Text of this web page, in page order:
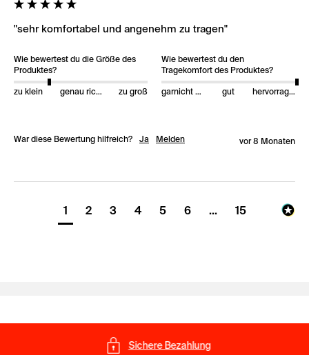
"sehr komfortabel und angenehm zu tragen"
Wie bewertest du die Größe des
Produktes?
zu klein genau richtig zu groß
Wie bewertest du den
Tragekomfort des Produktes?
garnicht gut gut hervorragend
War diese Bewertung hilfreich? Ja Melden vor 8 Monaten
1 2 3 4 5 6 ... 15
Sichere Bezahlung